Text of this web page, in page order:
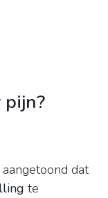
pijn?
dat
te